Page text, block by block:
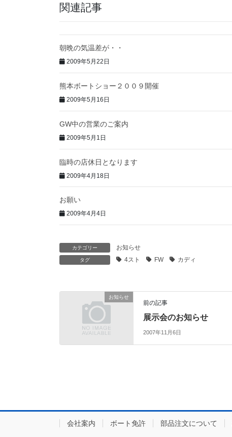
関連記事
朝晩の気温差が・・
2009年5月22日
熊本ボートショー２００９開催
2009年5月16日
GW中の営業のご案内
2009年5月1日
臨時の店休日となります
2009年4月18日
お願い
2009年4月4日
カテゴリー お知らせ
タグ 4スト FW カディ
お知らせ
前の記事
展示会のお知らせ
2007年11月6日
会社案内 ボート免許 部品注文について